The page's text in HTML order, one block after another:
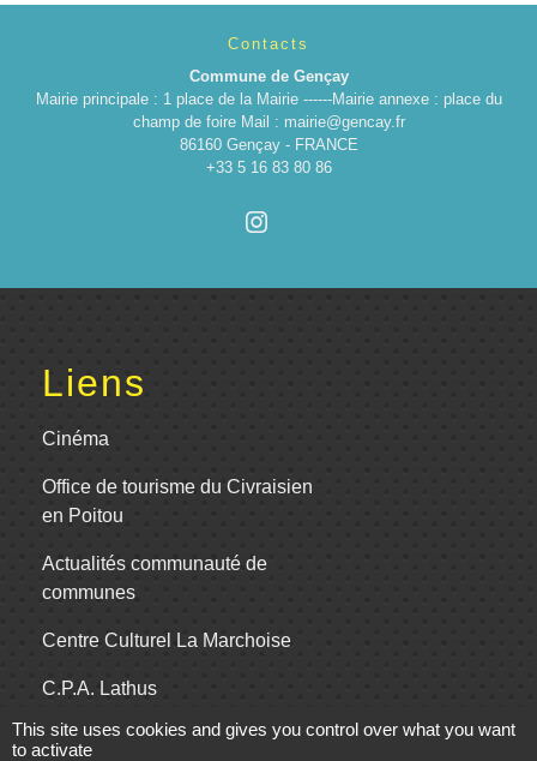
Contacts
Commune de Gençay
Mairie principale : 1 place de la Mairie ------Mairie annexe : place du
champ de foire Mail : mairie@gencay.fr
86160 Gençay - FRANCE
+33 5 16 83 80 86
Liens
Cinéma
Office de tourisme du Civraisien
en Poitou
Actualités communauté de
communes
Centre Culturel La Marchoise
C.P.A. Lathus
This site uses cookies and gives you control over what you want
to activate